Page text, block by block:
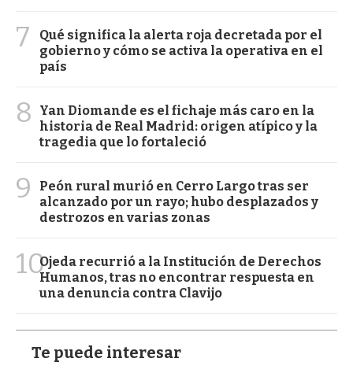
7
Qué significa la alerta roja decretada por el
gobierno y cómo se activa la operativa en el
país
8
Yan Diomande es el fichaje más caro en la
historia de Real Madrid: origen atípico y la
tragedia que lo fortaleció
9
Peón rural murió en Cerro Largo tras ser
alcanzado por un rayo; hubo desplazados y
destrozos en varias zonas
10Ojeda recurrió a la Institución de Derechos
Humanos, tras no encontrar respuesta en
una denuncia contra Clavijo
Te puede interesar